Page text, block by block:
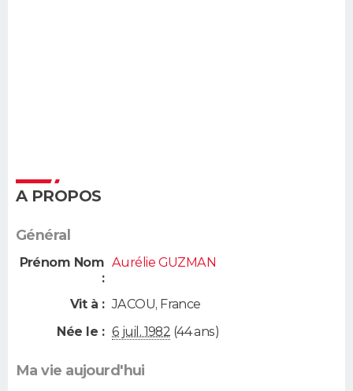
A PROPOS
Général
Prénom Nom
:
Aurélie GUZMAN
Vit à : JACOU, France
Née le : 6 juil. 1982 (44 ans)
Ma vie aujourd'hui